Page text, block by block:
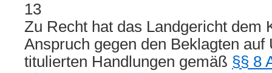
13
Zu Recht hat das Landgericht dem
Anspruch gegen den Beklagten auf
titulierten Handlungen gemäß §§ 8